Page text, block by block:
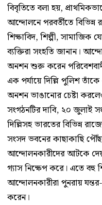
বিবৃতিতে বলা হয়,
আন্দোলনে পরবর্তীতে
শিক্ষাবিদ, শিল্পী, সামাজিক
ব্যক্তিরা সংহতি জানান।
অনশন শুরু করেন
এক পর্যায়ে দিল্লি পুলিশ
অনশন ভাঙানোর চেষ্টা
সংগঠনটির দাবি, ২০ জুলাই
দিল্লিসহ ভারতের বিভিন্ন
সংসদ ভবনের কাছাকাছি
আন্দোলনকারীদের আটকে
গ্যাস নিক্ষেপ করে। এতে বহু
আন্দোলনকারীরা পুনরায়
করেন।